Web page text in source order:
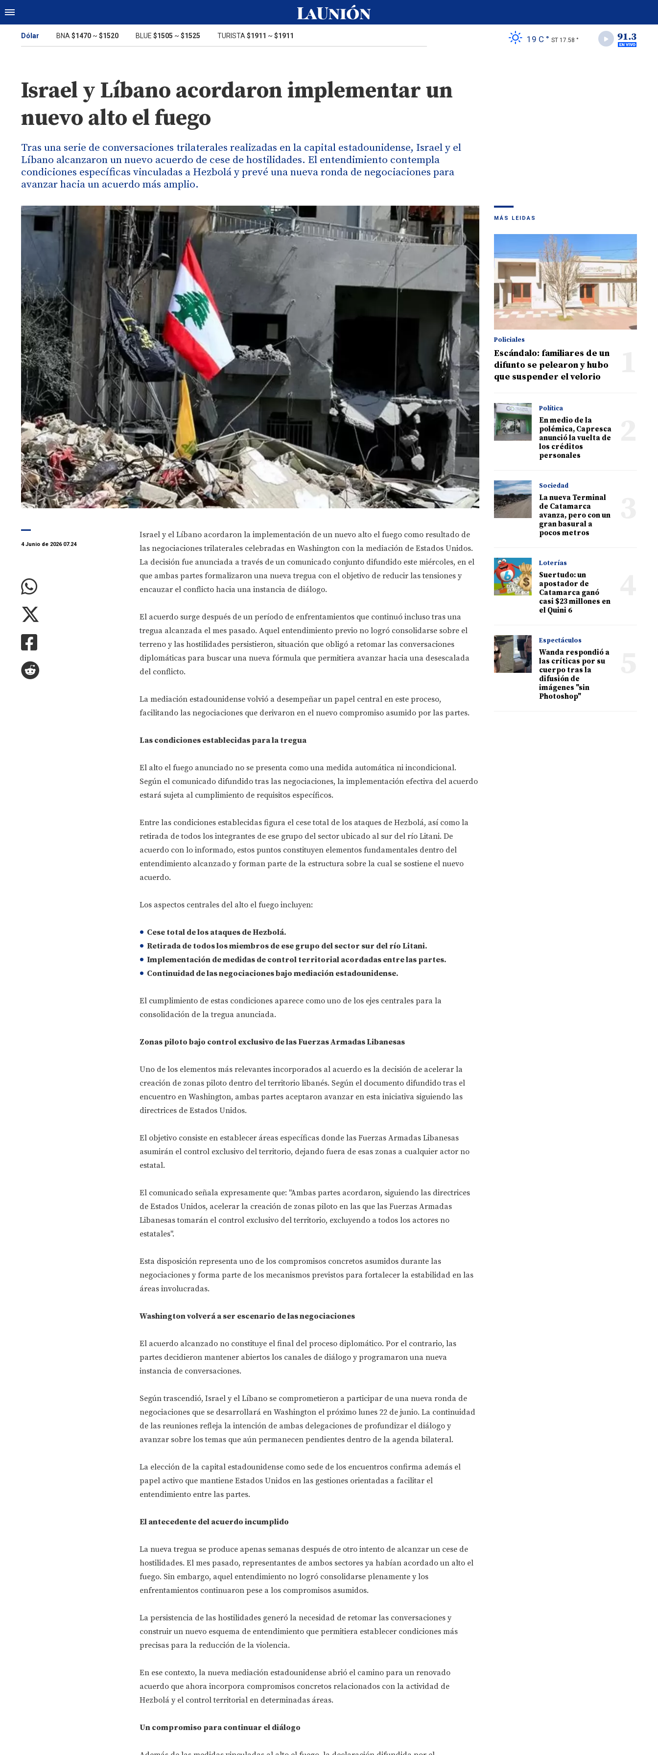
Dólar BNA $1470 ~ $1520 BLUE $1505 ~ $1525 TURISTA $1911 ~ $1911 19 C ° ST 17.58 °
Israel y Líbano acordaron implementar un
nuevo alto el fuego
Tras una serie de conversaciones trilaterales realizadas en la capital estadounidense, Israel y el
Líbano alcanzaron un nuevo acuerdo de cese de hostilidades. El entendimiento contempla
condiciones específicas vinculadas a Hezbolá y prevé una nueva ronda de negociaciones para
avanzar hacia un acuerdo más amplio.
4 Junio de 2026 07.24
Israel y el Líbano acordaron la implementación de un nuevo alto el fuego como resultado de
las negociaciones trilaterales celebradas en Washington con la mediación de Estados Unidos.
La decisión fue anunciada a través de un comunicado conjunto difundido este miércoles, en el
que ambas partes formalizaron una nueva tregua con el objetivo de reducir las tensiones y
encauzar el conflicto hacia una instancia de diálogo.
El acuerdo surge después de un período de enfrentamientos que continuó incluso tras una
tregua alcanzada el mes pasado. Aquel entendimiento previo no logró consolidarse sobre el
terreno y las hostilidades persistieron, situación que obligó a retomar las conversaciones
diplomáticas para buscar una nueva fórmula que permitiera avanzar hacia una desescalada
del conflicto.
La mediación estadounidense volvió a desempeñar un papel central en este proceso,
facilitando las negociaciones que derivaron en el nuevo compromiso asumido por las partes.
Las condiciones establecidas para la tregua
El alto el fuego anunciado no se presenta como una medida automática ni incondicional.
Según el comunicado difundido tras las negociaciones, la implementación efectiva del acuerdo
estará sujeta al cumplimiento de requisitos específicos.
Entre las condiciones establecidas figura el cese total de los ataques de Hezbolá, así como la
retirada de todos los integrantes de ese grupo del sector ubicado al sur del río Litani. De
acuerdo con lo informado, estos puntos constituyen elementos fundamentales dentro del
entendimiento alcanzado y forman parte de la estructura sobre la cual se sostiene el nuevo
acuerdo.
Los aspectos centrales del alto el fuego incluyen:
Cese total de los ataques de Hezbolá.
Retirada de todos los miembros de ese grupo del sector sur del río Litani.
Implementación de medidas de control territorial acordadas entre las partes.
Continuidad de las negociaciones bajo mediación estadounidense.
El cumplimiento de estas condiciones aparece como uno de los ejes centrales para la
consolidación de la tregua anunciada.
Zonas piloto bajo control exclusivo de las Fuerzas Armadas Libanesas
Uno de los elementos más relevantes incorporados al acuerdo es la decisión de acelerar la
creación de zonas piloto dentro del territorio libanés. Según el documento difundido tras el
encuentro en Washington, ambas partes aceptaron avanzar en esta iniciativa siguiendo las
directrices de Estados Unidos.
El objetivo consiste en establecer áreas específicas donde las Fuerzas Armadas Libanesas
asumirán el control exclusivo del territorio, dejando fuera de esas zonas a cualquier actor no
estatal.
El comunicado señala expresamente que: "Ambas partes acordaron, siguiendo las directrices
de Estados Unidos, acelerar la creación de zonas piloto en las que las Fuerzas Armadas
Libanesas tomarán el control exclusivo del territorio, excluyendo a todos los actores no
estatales".
Esta disposición representa uno de los compromisos concretos asumidos durante las
negociaciones y forma parte de los mecanismos previstos para fortalecer la estabilidad en las
áreas involucradas.
Washington volverá a ser escenario de las negociaciones
El acuerdo alcanzado no constituye el final del proceso diplomático. Por el contrario, las
partes decidieron mantener abiertos los canales de diálogo y programaron una nueva
instancia de conversaciones.
Según trascendió, Israel y el Líbano se comprometieron a participar de una nueva ronda de
negociaciones que se desarrollará en Washington el próximo lunes 22 de junio. La continuidad
de las reuniones refleja la intención de ambas delegaciones de profundizar el diálogo y
avanzar sobre los temas que aún permanecen pendientes dentro de la agenda bilateral.
La elección de la capital estadounidense como sede de los encuentros confirma además el
papel activo que mantiene Estados Unidos en las gestiones orientadas a facilitar el
entendimiento entre las partes.
El antecedente del acuerdo incumplido
La nueva tregua se produce apenas semanas después de otro intento de alcanzar un cese de
hostilidades. El mes pasado, representantes de ambos sectores ya habían acordado un alto el
fuego. Sin embargo, aquel entendimiento no logró consolidarse plenamente y los
enfrentamientos continuaron pese a los compromisos asumidos.
La persistencia de las hostilidades generó la necesidad de retomar las conversaciones y
construir un nuevo esquema de entendimiento que permitiera establecer condiciones más
precisas para la reducción de la violencia.
En ese contexto, la nueva mediación estadounidense abrió el camino para un renovado
acuerdo que ahora incorpora compromisos concretos relacionados con la actividad de
Hezbolá y el control territorial en determinadas áreas.
Un compromiso para continuar el diálogo
MÁS LEIDAS
Policiales
Escándalo: familiares de un
difunto se pelearon y hubo
que suspender el velorio
Política
En medio de la
polémica, Capresca
anunció la vuelta de
los créditos
personales
Sociedad
La nueva Terminal
de Catamarca
avanza, pero con un
gran basural a
pocos metros
Loterías
Suertudo: un
apostador de
Catamarca ganó
casi $23 millones en
el Quini 6
Espectáculos
Wanda respondió a
las críticas por su
cuerpo tras la
difusión de
imágenes "sin
Photoshop"